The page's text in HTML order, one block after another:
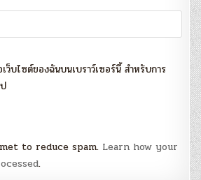
ว็บไซต์ของฉันบนเบราว์เซอร์นี้ สำหรับการ
to reduce spam. Learn how your
.